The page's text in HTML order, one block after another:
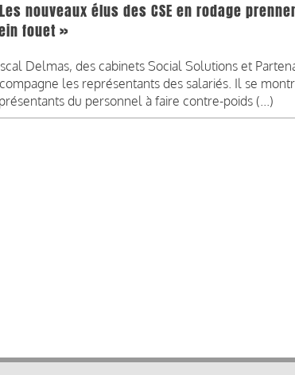
nouveaux élus des CSE en rodage
fouet »
Delmas, des cabinets Social Solutions et
les représentants des salariés. Il se
du personnel à faire contre-poids (...)